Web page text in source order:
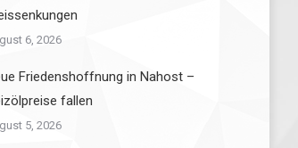
6, 2026
Friedenshoffnung in Nahost –
fallen
5, 2026